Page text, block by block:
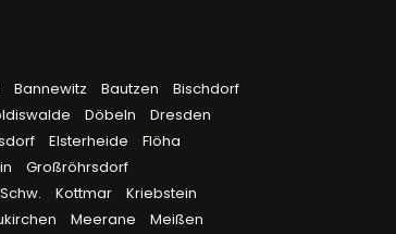
Bannewitz Bautzen
Bischdorf
Döbeln
Dresden
Elsterheide
Flöha
Großröhrsdorf
Kottmar
Kriebstein
Meerane
Meißen